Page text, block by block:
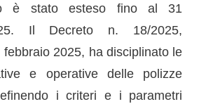
è stato esteso fino al 31
Il Decreto n. 18/2025,
2025, ha disciplinato le
e operative delle polizze
i criteri e i parametri